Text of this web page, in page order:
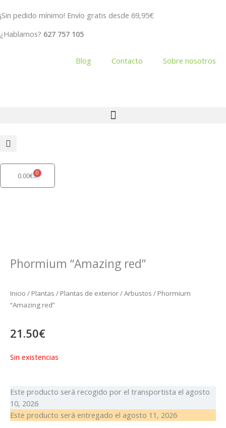
al
¡Sin pedido mínimo! Envío gratis desde 69,95€
¿Hablamos? 627 757 105
Blog Contacto Sobre nosotros
0.00€ 0
Carrito
Phormium “Amazing red”
Inicio / Plantas / Plantas de exterior/Arbustos / Phormium
“Amazing red”
21.50€
Sin existencias
Este producto será recogido por el transportista el agosto
10, 2026
Este producto será entregado el agosto 11, 2026